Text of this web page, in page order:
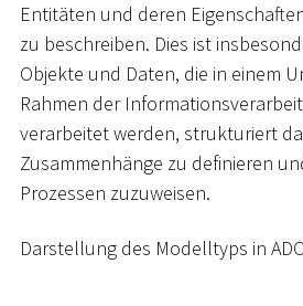
Entitäten und deren
zu beschreiben. Dies ist
Objekte und Daten, die in einem
Rahmen der
verarbeitet werden, strukturiert
Zusammenhänge zu definieren
Prozessen zuzuweisen.
Darstellung des Modelltyps in